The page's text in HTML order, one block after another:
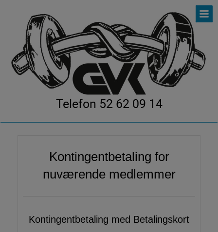
Telefon 52 62 09 14
Kontingentbetaling for
nuværende medlemmer
Kontingentbetaling med Betalingskort